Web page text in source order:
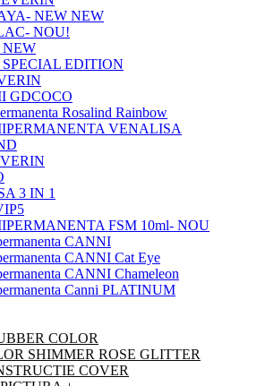
NEW NEW
NOU!
EDITION
GDCOCO
Rosalind Rainbow
VENALISA
3 IN 1
FSM 10ml- NOU
CANNI
CANNI Cat Eye
CANNI Chameleon
Canni PLATINUM
COLOR
SHIMMER ROSE GLITTER
COVER